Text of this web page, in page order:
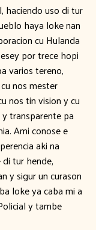
haciendo uso di tur
haya loke nan
cu Hulanda
por trece hopi
varios tereno,
nos mester
nos tin vision y cu
transparente pa
Ami conose e
aki na
tur hende,
y sigur un curason
loke ya caba mi a
y tambe